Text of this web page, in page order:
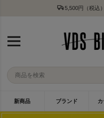
5,500円（税込
新商品 ブランド